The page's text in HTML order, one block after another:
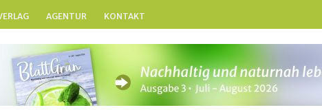
AGENTUR KONTAKT
leben in Franken